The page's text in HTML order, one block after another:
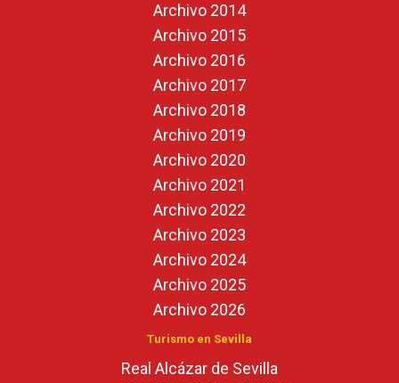
Archivo 2014
Archivo 2015
Archivo 2016
Archivo 2017
Archivo 2018
Archivo 2019
Archivo 2020
Archivo 2021
Archivo 2022
Archivo 2023
Archivo 2024
Archivo 2025
Archivo 2026
Turismo en Sevilla
Real Alcázar de Sevilla